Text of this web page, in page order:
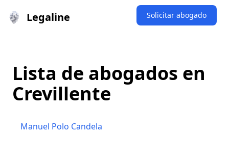
Legaline Solicitar abogado
Lista de abogados en
Crevillente
Manuel Polo Candela